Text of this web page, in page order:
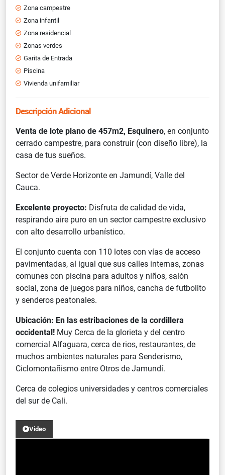
Zona campestre
Zona infantil
Zona residencial
Zonas verdes
Garita de Entrada
Piscina
Vivienda unifamiliar
Descripción Adicional
Venta de lote plano de 457m2, Esquinero, en conjunto
cerrado campestre, para construir (con diseño libre), la
casa de tus sueños.
Sector de Verde Horizonte en Jamundí, Valle del
Cauca.
Excelente proyecto: Disfruta de calidad de vida,
respirando aire puro en un sector campestre exclusivo
con alto desarrollo urbanístico.
El conjunto cuenta con 110 lotes con vías de acceso
pavimentadas, al igual que sus calles internas, zonas
comunes con piscina para adultos y niños, salón
social, zona de juegos para niños, cancha de futbolito
y senderos peatonales.
Ubicación: En las estribaciones de la cordillera
occidental! Muy Cerca de la glorieta y del centro
comercial Alfaguara, cerca de rios, restaurantes, de
muchos ambientes naturales para Senderismo,
Ciclomontañismo entre Otros de Jamundí.
Cerca de colegios universidades y centros comerciales
del sur de Cali.
Video